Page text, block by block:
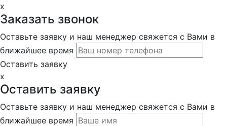
x
Заказать звонок
Оставьте заявку и наш менеджер свяжется с Вами в
ближайшее время
Оставить заявку
x
Оставить заявку
Оставьте заявку и наш менеджер свяжется с Вами в
ближайшее время